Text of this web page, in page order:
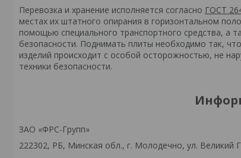
Перевозка и хранение исполняется согласно ГОСТ
местах их штатного опирания в горизонтальном
помощью специального транспортного средства, а
безопасности. Поднимать плиты необходимо так,
изделий происходит с особой осторожностью, не
техники безопасности.
ЗАО «ФРС-Групп»
222302, РБ, Минская обл., г. Молодечно, ул. Великий